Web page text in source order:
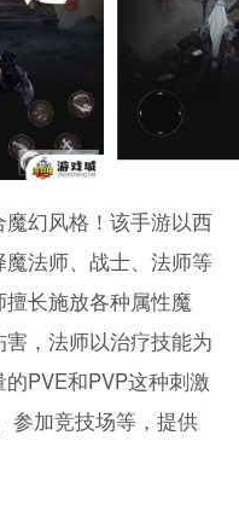
幻风格！该手游以西
法师、战士、法师等
长施放各种属性魔
，法师以治疗技能为
PVE和PVP这种刺激
参加竞技场等，提供